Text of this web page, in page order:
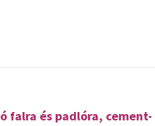
és padlóra,